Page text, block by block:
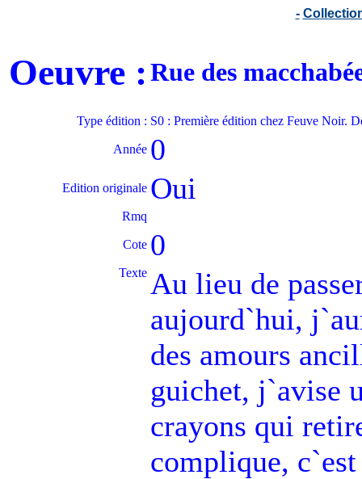
-
Oeuvre :Rue des
Type édition : S0 : Première édition chez Feuve Noir.
Année 0
Edition originale Oui
Rmq
Cote 0
Texte Au lieu de
aujourd`hui,
des amours
guichet, j`avise
crayons qui
complique,